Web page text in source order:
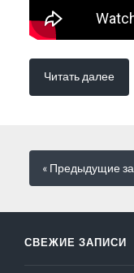
Читать далее
« Предыдущие
СВЕЖИЕ ЗАПИСИ